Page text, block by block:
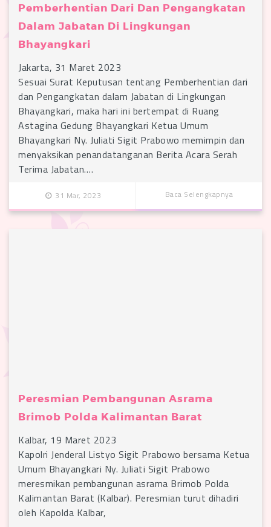
Pemberhentian Dari Dan Pengangkatan
Dalam Jabatan Di Lingkungan
Bhayangkari
Jakarta, 31 Maret 2023
Sesuai Surat Keputusan tentang Pemberhentian dari
dan Pengangkatan dalam Jabatan di Lingkungan
Bhayangkari, maka hari ini bertempat di Ruang
Astagina Gedung Bhayangkari Ketua Umum
Bhayangkari Ny. Juliati Sigit Prabowo memimpin dan
menyaksikan penandatanganan Berita Acara Serah
Terima Jabatan….
31 Mar, 2023 Baca Selengkapnya
Peresmian Pembangunan Asrama
Brimob Polda Kalimantan Barat
Kalbar, 19 Maret 2023
Kapolri Jenderal Listyo Sigit Prabowo bersama Ketua
Umum Bhayangkari Ny. Juliati Sigit Prabowo
meresmikan pembangunan asrama Brimob Polda
Kalimantan Barat (Kalbar). Peresmian turut dihadiri
oleh Kapolda Kalbar,